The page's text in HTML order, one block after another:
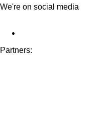
We're on social media
Partners: